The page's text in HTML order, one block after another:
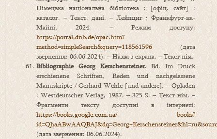
Німецька національна бібліотека : [офіц. сайт] :
каталог. – Текст. дані. – Лейпциг ; Франкфурт-на-
Майні, 2024. – Режим доступу:
https://portal.dnb.de/opac.htm?
method=simpleSearch&query=118561596 (дата
звернення: 06.06.2024). – Назва з екрана. – Текст нім.
Bibliographie Georg Kerschensteiner. Bd. Im Druck
erschienene Schriften, Reden und nachgelassene
Manuskripte / Gerhard Wehle [und andere]. – Opladen
: Westdeutscher Verlag, 1987. – 325 S. – Текст нім. –
Фрагменти тексту доступні в інтернеті:
https://books.google.com.ua/ books?
(дата звернення: 06.06.2024).